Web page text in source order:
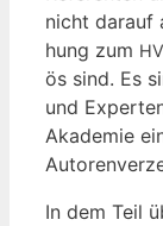
nicht dar­auf
hung zum
ös sind. Es
und
Aka­de­mie
In dem Teil